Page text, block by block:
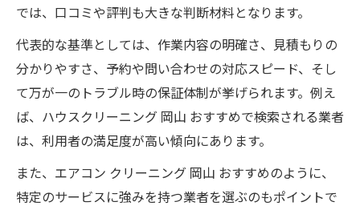
エアコンクリーニング業者の比較表
エアコンクリーニングの料金相場と選び方
割引やキャンペーンの活用方法
複数台依頼時のお得な活用術
技術力や保証内容の違いに注目
では、口コミや評判も大きな判断材料となります。
代表的な基準としては、作業内容の明確さ、見積もりの
分かりやすさ、予約や問い合わせの対応スピード、そし
て万が一のトラブル時の保証体制が挙げられます。例え
ば、ハウスクリーニング 岡山 おすすめで検索される業者
は、利用者の満足度が高い傾向にあります。
また、エアコン クリーニング 岡山 おすすめのように、
特定のサービスに強みを持つ業者を選ぶのもポイントで